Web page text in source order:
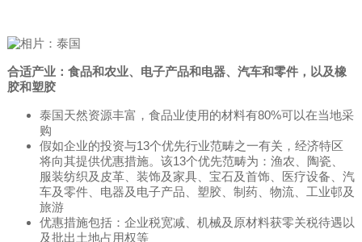
合适产业：食品和农业、电子产品和电器、汽车和零件，以及橡
胶和塑胶
泰国天然资源丰富，食品业使用的材料有80%可以在当地采
购
假如企业的投资与13个优先行业范畴之一有关，经济特区
将向其提供优惠措施。该13个优先范畴为：渔农、陶瓷、
服装纺织及皮革、装饰及家具、宝石及首饰、医疗设备、汽
车及零件、电器及电子产品、塑胶、制药、物流、工业邨及
旅游
优惠措施包括：企业税宽减、机械及原材料获零关税待遇以
及批出土地占用权等